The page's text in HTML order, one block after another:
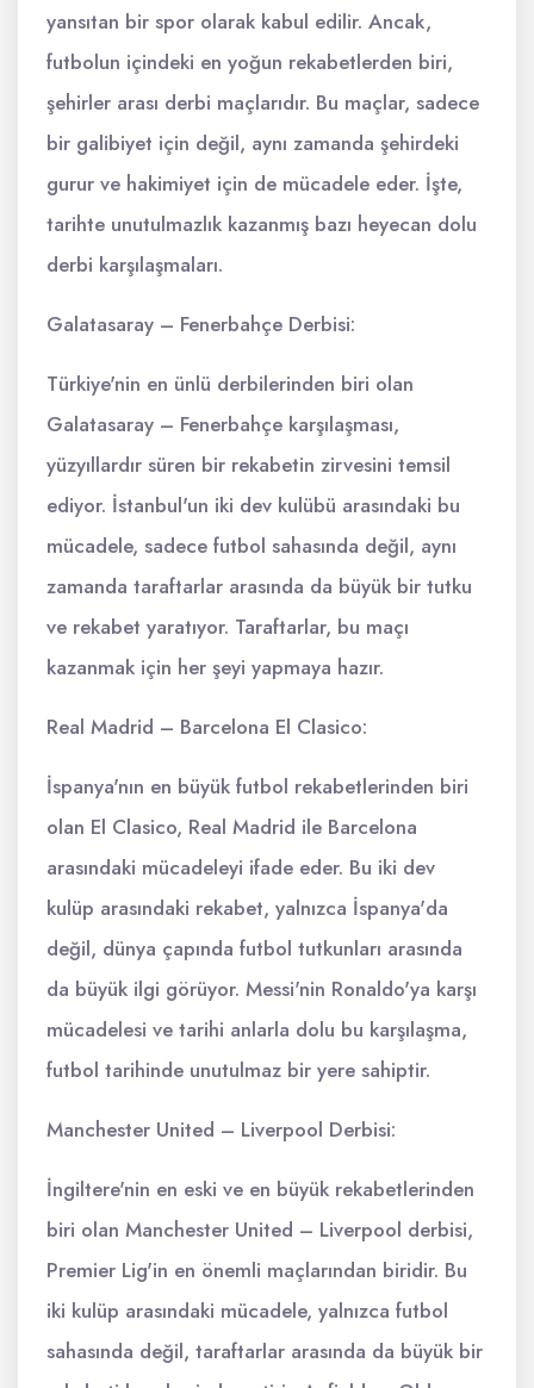
yansıtan bir spor olarak kabul edilir. Ancak,
futbolun içindeki en yoğun rekabetlerden biri,
şehirler arası derbi maçlarıdır. Bu maçlar, sadece
bir galibiyet için değil, aynı zamanda şehirdeki
gurur ve hakimiyet için de mücadele eder. İşte,
tarihte unutulmazlık kazanmış bazı heyecan dolu
derbi karşılaşmaları.
Galatasaray – Fenerbahçe Derbisi:
Türkiye'nin en ünlü derbilerinden biri olan
Galatasaray – Fenerbahçe karşılaşması,
yüzyıllardır süren bir rekabetin zirvesini temsil
ediyor. İstanbul'un iki dev kulübü arasındaki bu
mücadele, sadece futbol sahasında değil, aynı
zamanda taraftarlar arasında da büyük bir tutku
ve rekabet yaratıyor. Taraftarlar, bu maçı
kazanmak için her şeyi yapmaya hazır.
Real Madrid – Barcelona El Clasico:
İspanya'nın en büyük futbol rekabetlerinden biri
olan El Clasico, Real Madrid ile Barcelona
arasındaki mücadeleyi ifade eder. Bu iki dev
kulüp arasındaki rekabet, yalnızca İspanya'da
değil, dünya çapında futbol tutkunları arasında
da büyük ilgi görüyor. Messi'nin Ronaldo'ya karşı
mücadelesi ve tarihi anlarla dolu bu karşılaşma,
futbol tarihinde unutulmaz bir yere sahiptir.
Manchester United – Liverpool Derbisi:
İngiltere'nin en eski ve en büyük rekabetlerinden
biri olan Manchester United – Liverpool derbisi,
Premier Lig'in en önemli maçlarından biridir. Bu
iki kulüp arasındaki mücadele, yalnızca futbol
sahasında değil, taraftarlar arasında da büyük bir